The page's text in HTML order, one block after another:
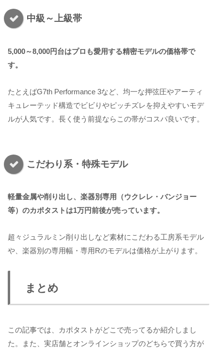
中級～上級帯
5,000～8,000円台はプロも愛用する精密モデルの価格帯で
す。
たとえばG7th Performance 3など、均一な押弦圧やアーティ
キュレーテッド構造でビビりやピッチズレを抑えやすいモデ
ルが人気です。長く使う前提ならこの帯がコスパ良いです。
こだわり系・特殊モデル
軽量金属や削り出し、楽器別専用（ウクレレ・バンジョー
等）のカポタストは1万円前後が売っています。
超々ジュラルミン削り出しなど素材にこだわる工房系モデル
や、楽器別の専用幅・専用Rのモデルは価格が上がります。
まとめ
この記事では、カポタストがどこで売ってるか紹介しまし
た。また、実店舗とオンラインショップのどちらで買う方が